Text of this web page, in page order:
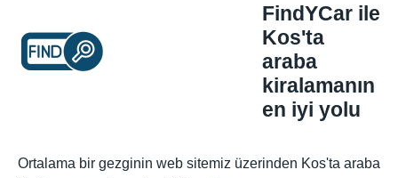
FindYCar ile
Kos'ta
araba
kiralamanın
en iyi yolu
Ortalama bir gezginin web sitemiz üzerinden Kos'ta araba